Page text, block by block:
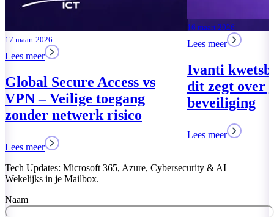
Lees meer
dit zegt over jouw IT-
beveiliging
Tech Updates: Microsoft 365, Azure, Cybersecurity & AI –
Wekelijks in je Mailbox.
Naam